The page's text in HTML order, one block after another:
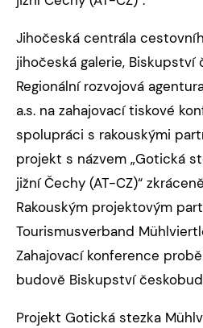
Jihočeská centrála
jihočeská galerie, Biskupství
Regionální rozvojová
a.s. na zahajovací tiskové
spolupráci s rakouskými
projekt s názvem „Gotická
jižní Čechy (AT-CZ)“
Rakouským projektovým
Tourismusverband
Zahajovací konference
budově Biskupství
Projekt Gotická stezka